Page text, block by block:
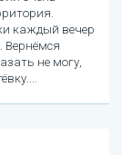
каждый вечер
Вернёмся
не могу,